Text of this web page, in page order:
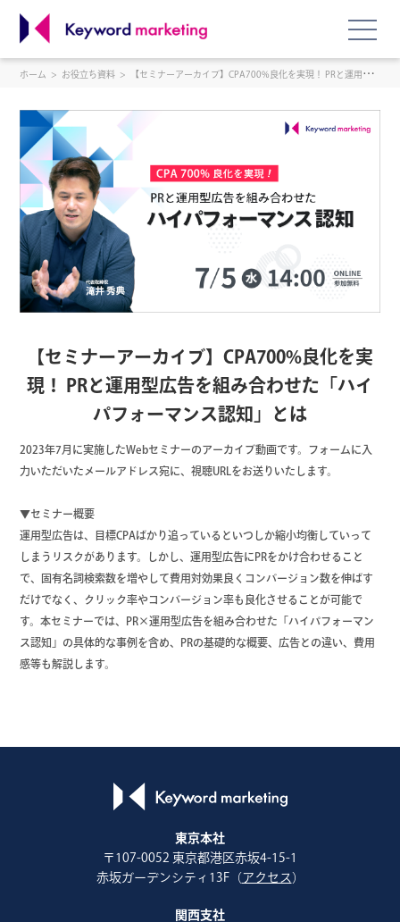
ホーム お役立ち資料 【セミナーアーカイブ】CPA700%良化を実現！ PRと運用型広告を組み合わせた「ハイパフォーマンス認知」とは
【セミナーアーカイブ】CPA700%良化を実
現！ PRと運用型広告を組み合わせた「ハイ
パフォーマンス認知」とは
2023年7月に実施したWebセミナーのアーカイブ動画です。フォームに入
力いただいたメールアドレス宛に、視聴URLをお送りいたします。
▼セミナー概要
運用型広告は、目標CPAばかり追っているといつしか縮小均衡していって
しまうリスクがあります。しかし、運用型広告にPRをかけ合わせること
で、固有名詞検索数を増やして費用対効果良くコンバージョン数を伸ばす
だけでなく、クリック率やコンバージョン率も良化させることが可能で
す。本セミナーでは、PR×運用型広告を組み合わせた「ハイパフォーマン
ス認知」の具体的な事例を含め、PRの基礎的な概要、広告との違い、費用
感等も解説します。
東京本社
〒107-0052 東京都港区赤坂4-15-1
赤坂ガーデンシティ13F（アクセス ）
関西支社